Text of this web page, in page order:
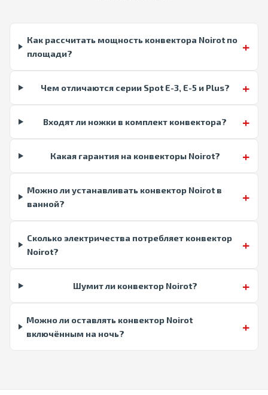
Как рассчитать мощность конвектора Noirot по
площади?
+
Чем отличаются серии Spot E-3, E-5 и Plus? +
Входят ли ножки в комплект конвектора? +
Какая гарантия на конвекторы Noirot? +
Можно ли устанавливать конвектор Noirot в
ванной?
+
Сколько электричества потребляет конвектор
Noirot?
+
Шумит ли конвектор Noirot? +
Можно ли оставлять конвектор Noirot
включённым на ночь?
+